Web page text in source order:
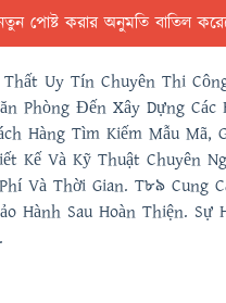
পোষ্ট করার অনুমতি বাতিল
Uy Tín Chuyên Thi
Phòng Đến Xây Dựng Các
Hàng Tìm Kiếm Mẫu
Kế Và Kỹ Thuật Chuyên
Và Thời Gian. T89 Cung
Hành Sau Hoàn Thiện. Sự